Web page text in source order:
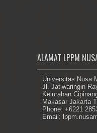
ALAMAT LPPM
Universitas Nusa
Jl. Jatiwaringin
Kelurahan
Makasar Jakarta
Phone: +6221
Email: